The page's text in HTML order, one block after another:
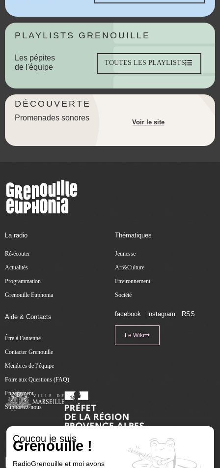
PLAYLISTS GRENOUILLE
Les pépites
de l'équipe
TOUTES LES PLAYLISTS
DÉCOUVERTE
Promenades sonores
Voir le site
La radio
Ré-écouter
Actualités
Programmation
Grenouille Euphonia
Thématiques
Jeunesse
Art&Culture
Environnement
Société
Aide & Contacts
Être à l’antenne
Contacter Grenouille
Membres de l’équipe
Foire aux Questions (FAQ)
Engagement
Supportez-nous
facebook instagram RSS
Le Wiki
Coucou je suis
Grenouille !
RadioGrenouille et moi avons